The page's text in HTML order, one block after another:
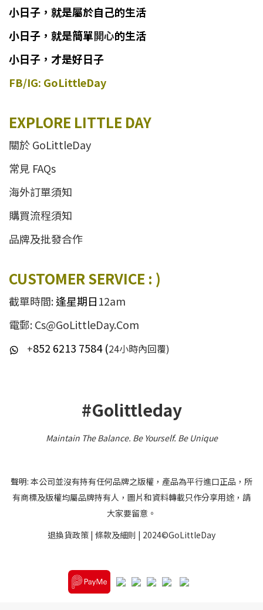
小日子 ， 就是屬於自己的生活
小日子 ， 就是簡單開心的生活
小日子，才是好日子
FB/IG: GoLittleDay
EXPLORE LITTLE DAY
關於 GoLittleDay
常見 FAQs
海外訂單須知
購買流程須知
品牌及批發合作
CUSTOMER SERVICE : )
截單時間:逢星期日12am
電郵: Cs@GoLittleDay.Com
+852 6213 7584 (24小時內回覆)
#Golittleday
Maintain The Balance. Be Yourself.Be Unique
聲明: 本公司並沒有持有任何品牌之版權，產品為平行進口正品，所
有商標及版權均屬品牌持有人，圖片和資料轉載只作分享用途，請
大家要留意。
退換貨政策 | 條款及細則 | 2024©GoLittleDay